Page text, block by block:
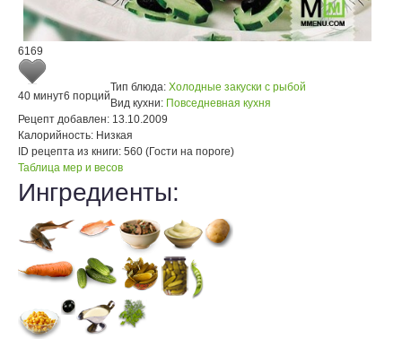
6169
40 минут6 порций
Тип блюда: Холодные закуски с рыбой
Вид кухни: Повседневная кухня
Рецепт добавлен: 13.10.2009
Калорийность: Низкая
ID рецепта из книги: 560 (Гости на пороге)
Таблица мер и весов
Ингредиенты: